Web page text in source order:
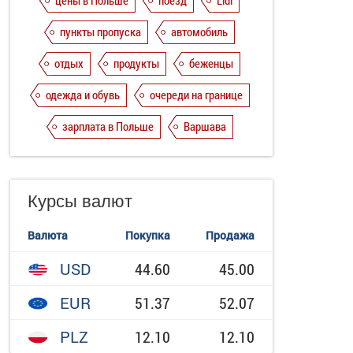
пункты пропуска
автомобиль
отдых
продукты
беженцы
одежда и обувь
очереди на границе
зарплата в Польше
Варшава
Курсы валют
Валюта Покупка Продажа
USD 44.60
45.00
EUR
51.37
52.07
PLZ
12.10 12.10